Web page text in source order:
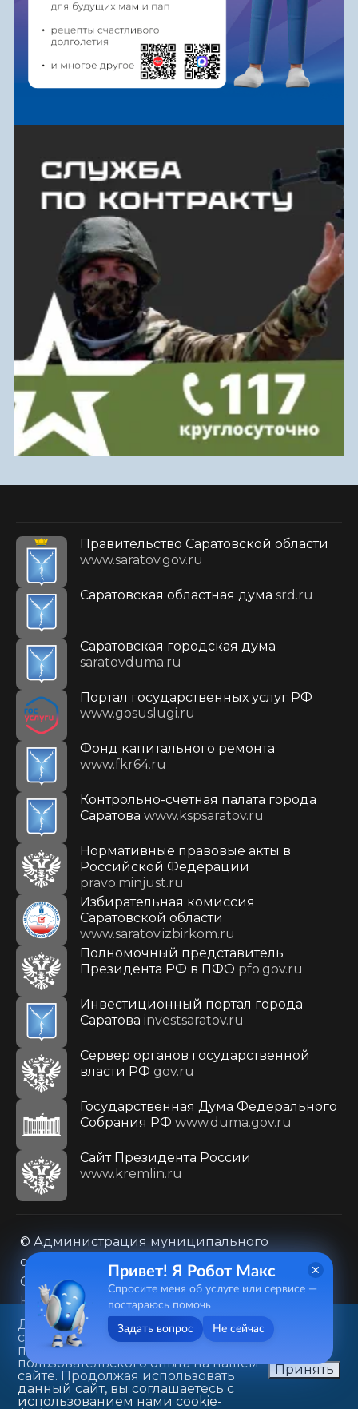
Правительство Саратовской области
www.saratov.gov.ru
Саратовская областная дума srd.ru
Саратовская городская дума
saratovduma.ru
Портал государственных услуг РФ
www.gosuslugi.ru
Фонд капитального ремонта
www.fkr64.ru
Контрольно-счетная палата города
Саратова www.kspsaratov.ru
Нормативные правовые акты в
Российской Федерации
pravo.minjust.ru
Избирательная комиссия
Саратовской области
www.saratov.izbirkom.ru
Полномочный представитель
Президента РФ в ПФО pfo.gov.ru
Инвестиционный портал города
Саратова investsaratov.ru
Сервер органов государственной
власти РФ gov.ru
Государственная Дума Федерального
Собрания РФ www.duma.gov.ru
Cайт Президента России
www.kremlin.ru
© Администрация муниципального
образования городского округа «Город
Саратов»
Контакты
Карта сайта
Политика в отношении обработки
персональных данных
410031, г. Саратов, ул. Первомайская, д. 78
+7(8452)26-02-49
Данный веб-сайт использует
cookie-файлы в целях
предоставления вам лучшего
пользовательского опыта на нашем
сайте. Продолжая использовать
данный сайт, вы соглашаетесь с
использованием нами cookie-
Принять
Привет! Я Робот Макс
Спросите меня об услуге или сервисе —
постараюсь помочь
Задать вопрос Не сейчас